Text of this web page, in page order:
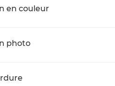
en couleur
photo